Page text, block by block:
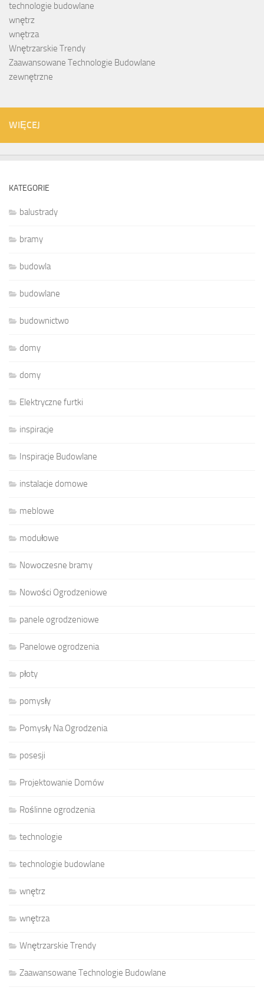
technologie budowlane
wnętrz
wnętrza
Wnętrzarskie Trendy
Zaawansowane Technologie Budowlane
zewnętrzne
WIĘCEJ
KATEGORIE
balustrady
bramy
budowla
budowlane
budownictwo
domy
domy
Elektryczne furtki
inspiracje
Inspiracje Budowlane
instalacje domowe
meblowe
modułowe
Nowoczesne bramy
Nowości Ogrodzeniowe
panele ogrodzeniowe
Panelowe ogrodzenia
płoty
pomysły
Pomysły Na Ogrodzenia
posesji
Projektowanie Domów
Roślinne ogrodzenia
technologie
technologie budowlane
wnętrz
wnętrza
Wnętrzarskie Trendy
Zaawansowane Technologie Budowlane